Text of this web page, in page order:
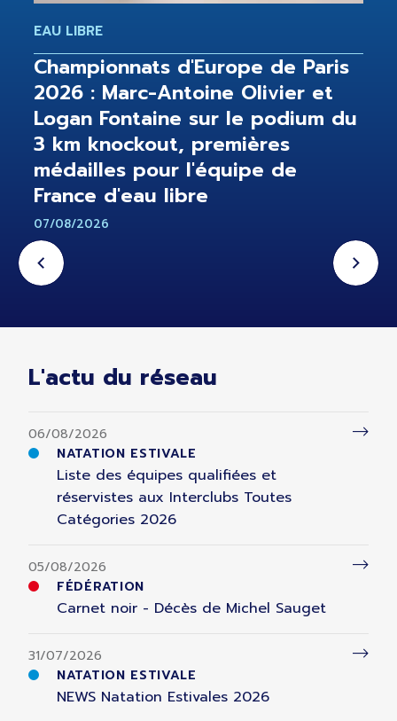
EAU LIBRE
Championnats d'Europe de Paris
2026 : Marc-Antoine Olivier et
Logan Fontaine sur le podium du
3 km knockout, premières
médailles pour l'équipe de
France d'eau libre
07/08/2026
L'actu du réseau
06/08/2026
NATATION ESTIVALE
Liste des équipes qualifiées et
réservistes aux Interclubs Toutes
Catégories 2026
05/08/2026
FÉDÉRATION
Carnet noir - Décès de Michel Sauget
31/07/2026
NATATION ESTIVALE
NEWS Natation Estivales 2026